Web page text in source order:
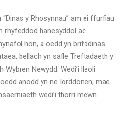
y Rhosynnau” am ei ffurfiau
rhyfeddod hanesyddol ac
hon, a oedd yn brifddinas
bellach yn safle Treftadaeth y
Wybren Newydd. Wedi’i lleoli
anodd yn ne Iorddonen, mae
wedi’i thorri mewn